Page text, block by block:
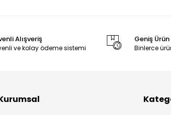
Alışveriş
ve kolay ödeme sistemi
Geniş
Binlerce